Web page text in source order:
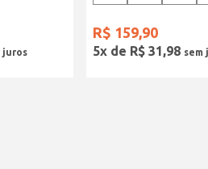
R$ 159,90
5x de R$ 31,98